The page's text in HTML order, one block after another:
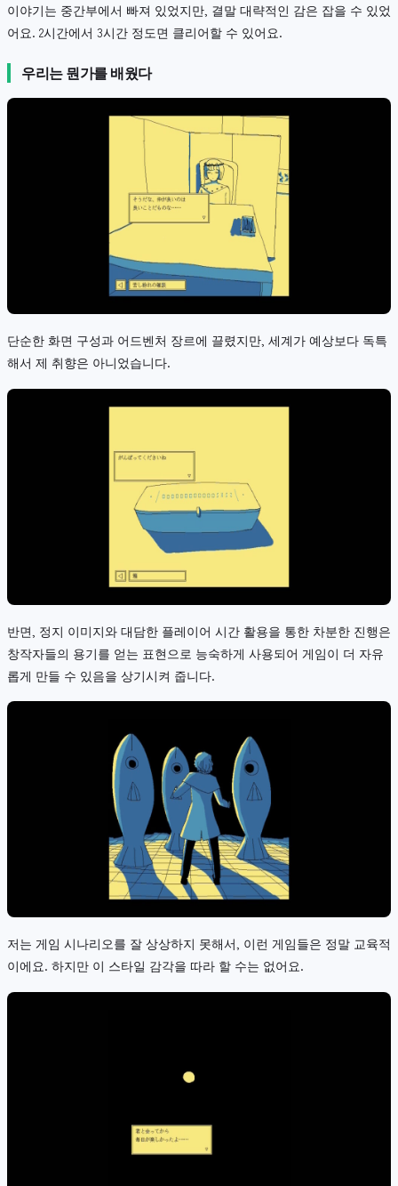
이야기는 중간부에서 빠져 있었지만, 결말 대략적인 감은 잡을 수 있었
어요. 2시간에서 3시간 정도면 클리어할 수 있어요.
우리는 뭔가를 배웠다
단순한 화면 구성과 어드벤처 장르에 끌렸지만, 세계가 예상보다 독특
해서 제 취향은 아니었습니다.
반면, 정지 이미지와 대담한 플레이어 시간 활용을 통한 차분한 진행은
창작자들의 용기를 얻는 표현으로 능숙하게 사용되어 게임이 더 자유
롭게 만들 수 있음을 상기시켜 줍니다.
저는 게임 시나리오를 잘 상상하지 못해서, 이런 게임들은 정말 교육적
이에요. 하지만 이 스타일 감각을 따라 할 수는 없어요.